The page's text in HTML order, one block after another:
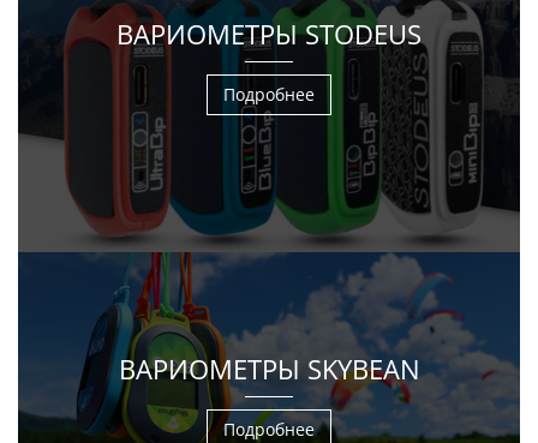
ВАРИОМЕТРЫ STODEUS
Подробнее
ВАРИОМЕТРЫ SKYBEAN
Подробнее